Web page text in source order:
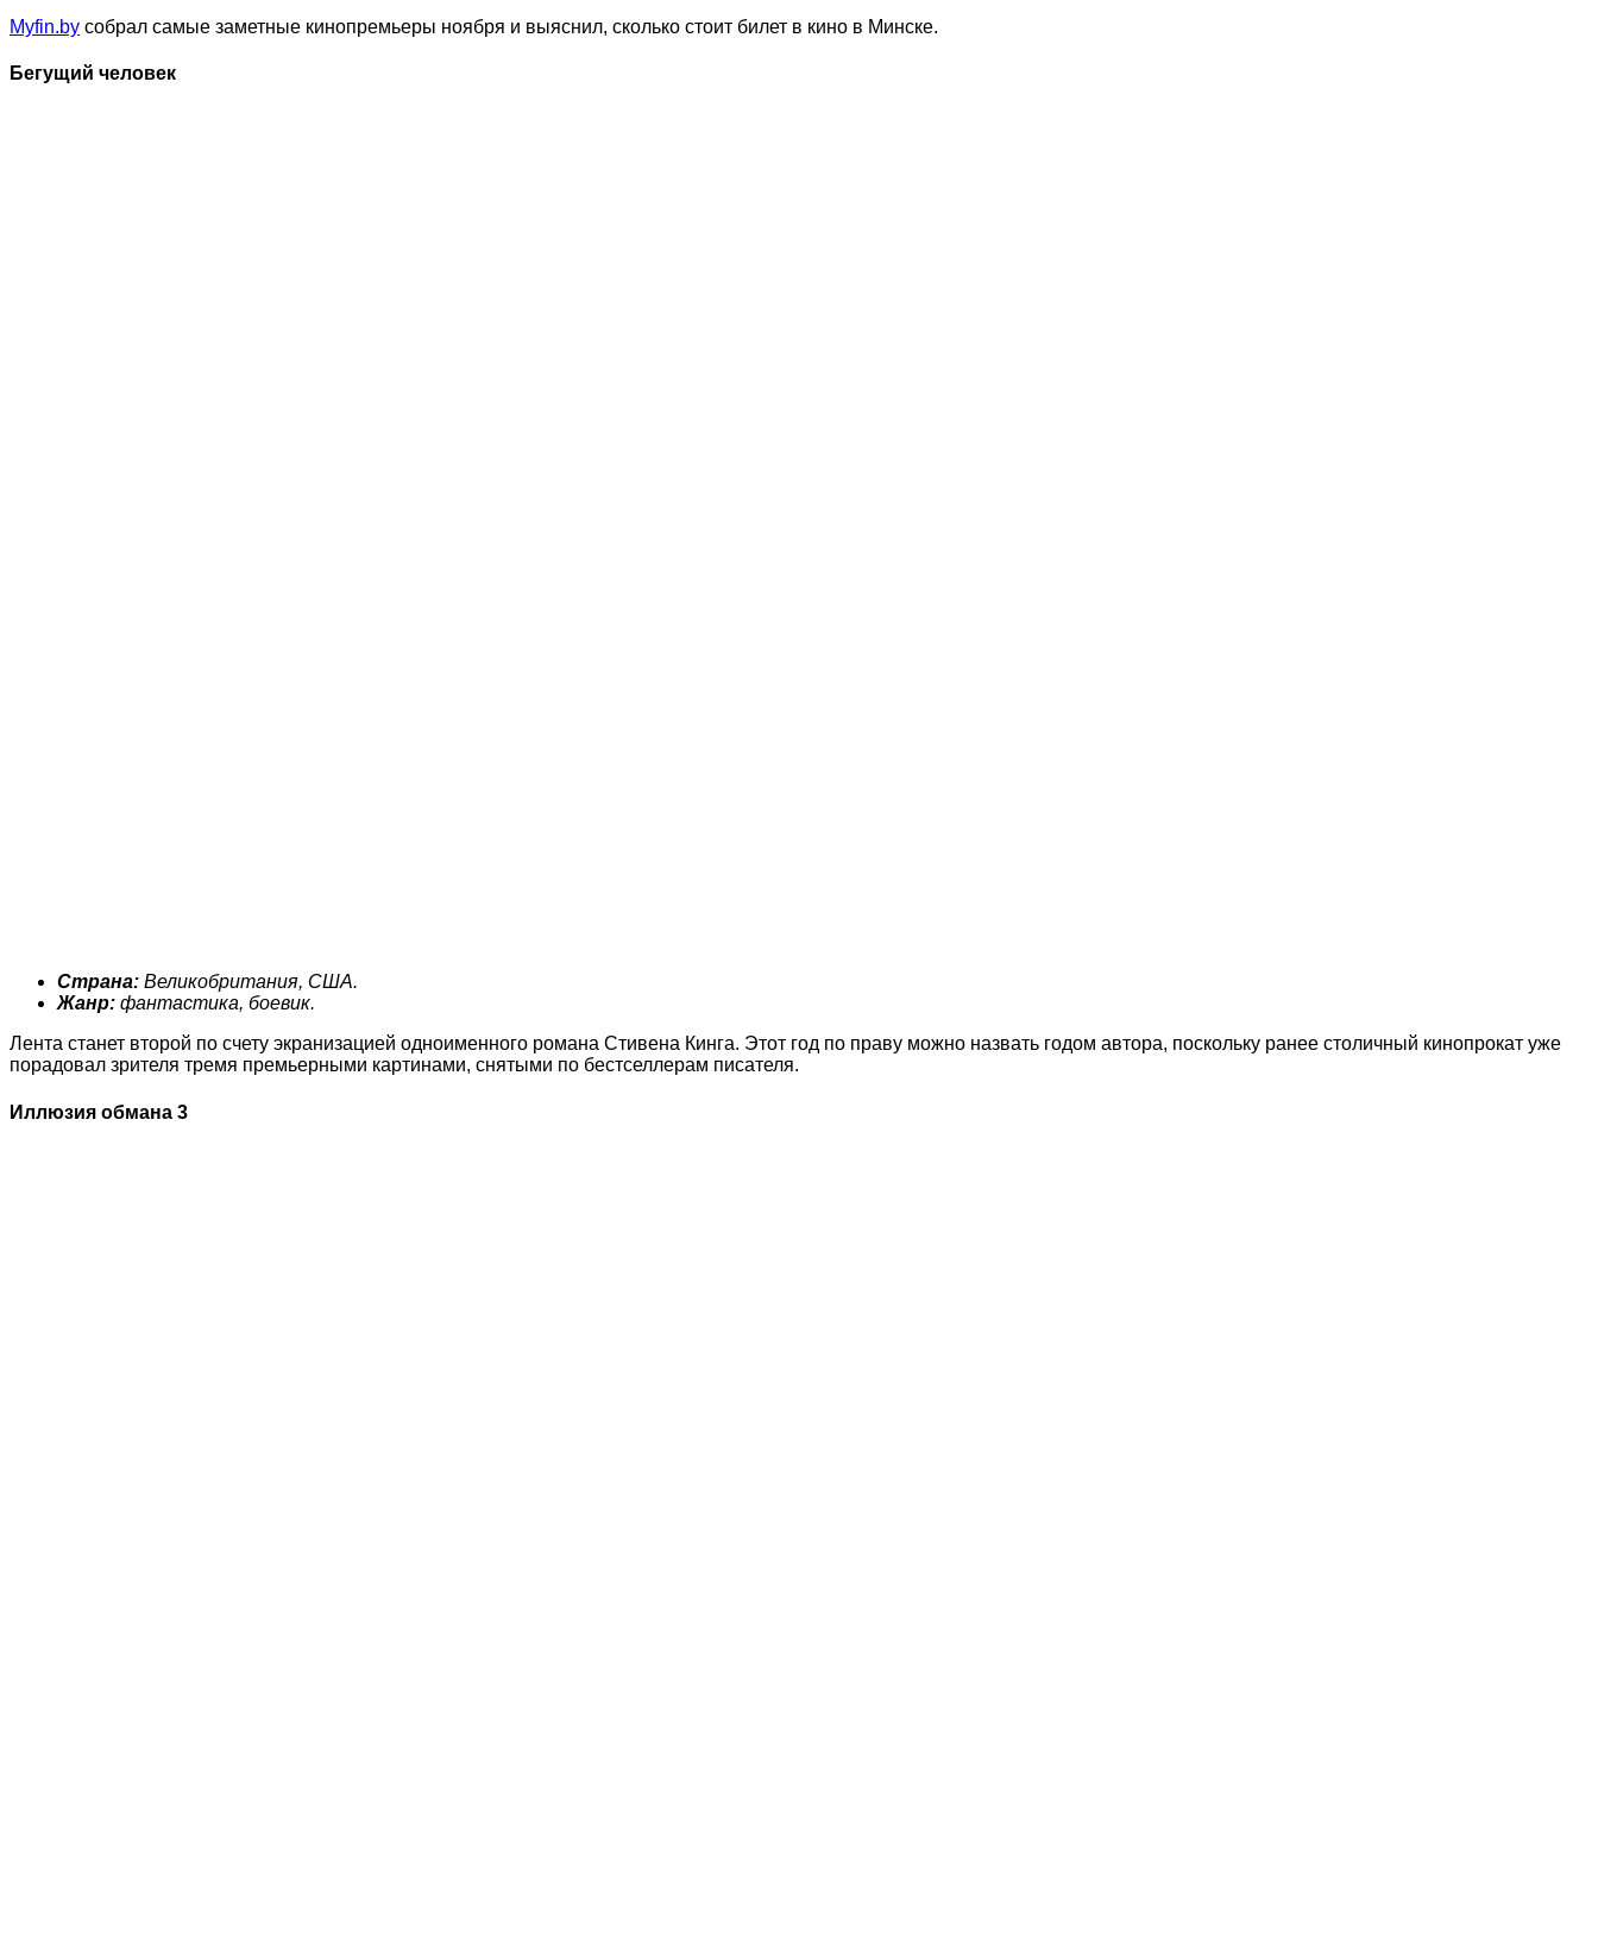
Myfin.by собрал самые заметные кинопремьеры ноября и выяснил, сколько стоит билет в кино в Минске.
Бегущий человек
Страна: Великобритания, США.
Жанр: фантастика, боевик.
Лента станет второй по счету экранизацией одноименного романа Стивена Кинга. Этот год по праву можно назвать годом автора, поскольку ранее столичный кинопрокат уже
порадовал зрителя тремя премьерными картинами, снятыми по бестселлерам писателя.
Иллюзия обмана 3